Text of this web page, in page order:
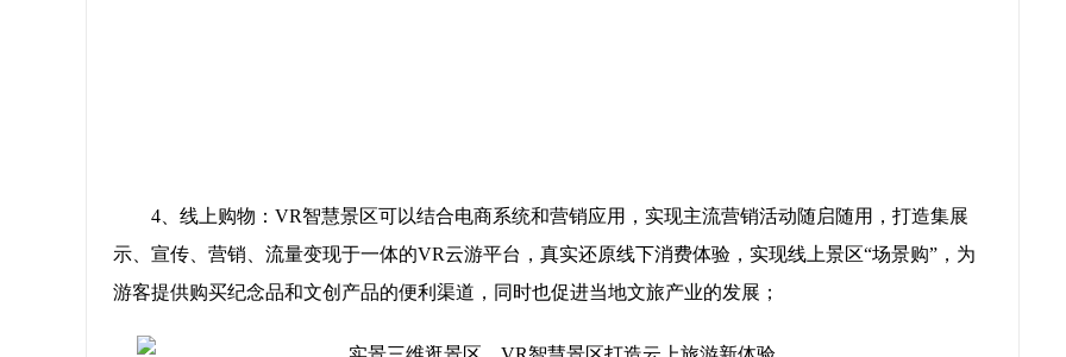
4、线上购物：VR智慧景区可以结合电商系统和营销应用，实现主流营销活动随启随用，打造集展
示、宣传、营销、流量变现于一体的VR云游平台，真实还原线下消费体验，实现线上景区“场景购”，为
游客提供购买纪念品和文创产品的便利渠道，同时也促进当地文旅产业的发展；